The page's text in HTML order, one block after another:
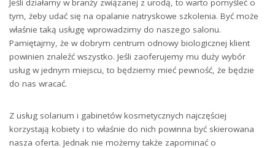
Jeśli działamy w branży związanej z urodą, to warto pomyśleć o
tym, żeby udać się na opalanie natryskowe szkolenia. Być może
właśnie taką usługę wprowadzimy do naszego salonu.
Pamiętajmy, że w dobrym centrum odnowy biologicznej klient
powinien znaleźć wszystko. Jeśli zaoferujemy mu duży wybór
usług w jednym miejscu, to będziemy mieć pewność, że będzie
do nas wracać.
Z usług solarium i gabinetów kosmetycznych najczęściej
korzystają kobiety i to właśnie do nich powinna być skierowana
nasza oferta. Jednak nie możemy także zapominać o